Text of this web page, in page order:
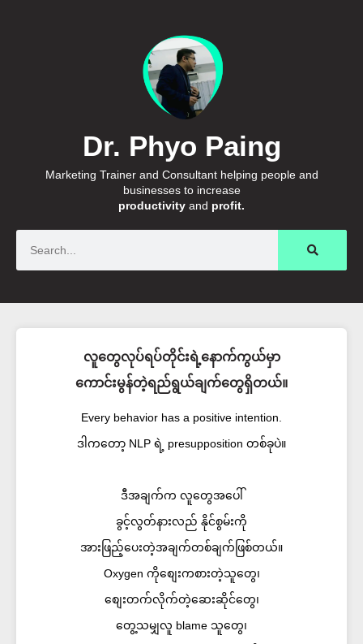
Dr. Phyo Paing
Marketing Trainer and Consultant helping people and
businesses to increase
productivity and profit.
လူတွေလုပ်ရပ်တိုင်းရဲ့နောက်ကွယ်မှာ
ကောင်းမွန်တဲ့ရည်ရွယ်ချက်တွေရှိတယ်။
Every behavior has a positive intention.
ဒါကတော့ NLP ရဲ့ presupposition တစ်ခုပဲ။
ဒီအချက်က လူတွေအပေါ်
ခွင့်လွတ်နားလည် နိုင်စွမ်းကို
အားဖြည့်ပေးတဲ့အချက်တစ်ချက်ဖြစ်တယ်။
Oxygen ကိုစျေးကစားတဲ့သူတွေ၊
စျေးတက်လိုက်တဲ့ဆေးဆိုင်တွေ၊
တွေ့သမျှလူ blame သူတွေ၊